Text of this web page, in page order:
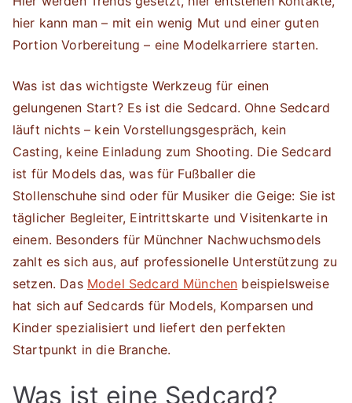
hier kann man – mit ein wenig Mut und einer guten
Portion Vorbereitung – eine Modelkarriere starten.
Was ist das wichtigste Werkzeug für einen
gelungenen Start? Es ist die Sedcard. Ohne Sedcard
läuft nichts – kein Vorstellungsgespräch, kein
Casting, keine Einladung zum Shooting. Die Sedcard
ist für Models das, was für Fußballer die
Stollenschuhe sind oder für Musiker die Geige: Sie ist
täglicher Begleiter, Eintrittskarte und Visitenkarte in
einem. Besonders für Münchner Nachwuchsmodels
zahlt es sich aus, auf professionelle Unterstützung zu
setzen. Das Model Sedcard München beispielsweise
hat sich auf Sedcards für Models, Komparsen und
Kinder spezialisiert und liefert den perfekten
Startpunkt in die Branche.
Was ist eine Sedcard?